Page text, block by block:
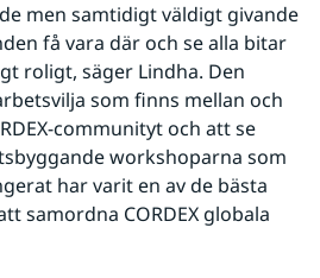
men samtidigt väldigt givande
få vara där och se alla bitar
roligt, säger Lindha. Den
som finns mellan och
communityt och att se
workshoparna som
har varit en av de bästa
samordna CORDEX globala